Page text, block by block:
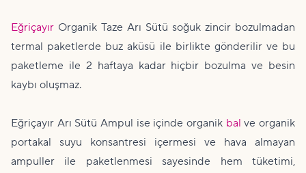
Eğriçayır Organik Taze Arı Sütü soğuk zincir bozulmadan
termal paketlerde buz aküsü ile birlikte gönderilir ve bu
paketleme ile 2 haftaya kadar hiçbir bozulma ve besin
kaybı oluşmaz.
Eğriçayır Arı Sütü Ampul ise içinde organik bal ve organik
portakal suyu konsantresi içermesi ve hava almayan
ampuller ile paketlenmesi sayesinde hem tüketimi,